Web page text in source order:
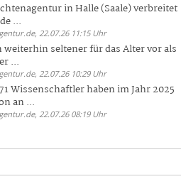
in Halle (Saale) verbreitet
...
22.07.26 11:15 Uhr
weiterhin seltener für das Alter vor als
...
22.07.26 10:29 Uhr
Wissenschaftler haben im Jahr 2025
an ...
22.07.26 08:19 Uhr